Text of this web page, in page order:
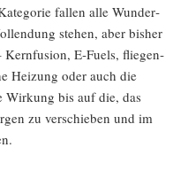
fal­len alle Wun­der­
ste­hen, aber bis­her
E‑Fuels, flie­gen­
Hei­zung oder auch die
bis auf die, das
zu ver­schie­ben und im